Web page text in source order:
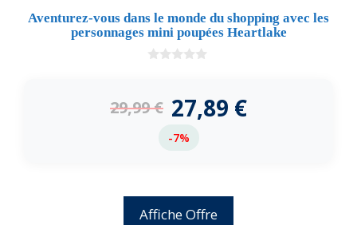
Aventurez-vous dans le monde du shopping avec les
personnages mini poupées Heartlake
5
29,99€ 27,89 €
-7%
Affiche Offre